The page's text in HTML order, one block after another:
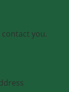
you.